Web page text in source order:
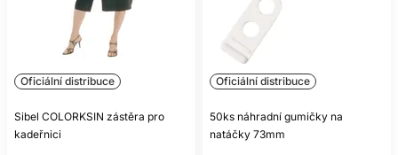
Oficiální distribuce
Sibel COLORKSIN zástěra pro
kadeřnici
Oficiální distribuce
50ks náhradní gumičky na
natáčky 73mm